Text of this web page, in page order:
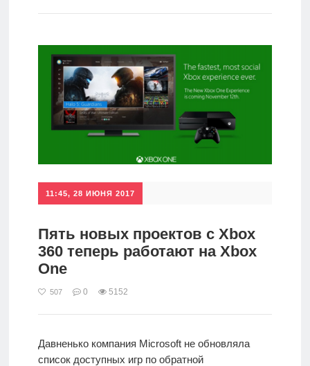
Мобильное
Культовые
игры
11:45, 28 ИЮНЯ 2017
Пять новых проектов с Xbox
360 теперь работают на Xbox
One
507 0 5152
Давненько компания Microsoft не обновляла
список доступных игр по обратной